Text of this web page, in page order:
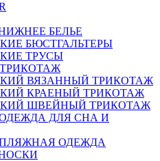
БЕЛЬЕ
БЮСТГАЛЬТЕРЫ
ТРУСЫ
ВЯЗАННЫЙ ТРИКОТАЖ
КРАЕНЫЙ ТРИКОТАЖ
ШВЕЙНЫЙ ТРИКОТАЖ
ДЛЯ СНА И
ОДЕЖДА